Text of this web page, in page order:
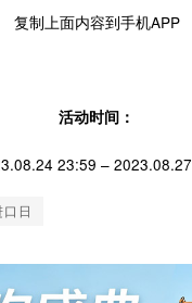
复制上面内容到手机APP
活动时间：
23:59 –
日